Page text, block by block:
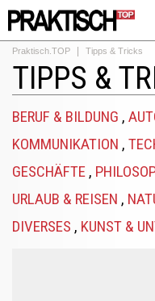
Praktisch.TOP Tipps & Tricks
TIPPS &
BERUF & BILDUNG ,
KOMMUNIKATION ,
GESCHÄFTE ,
URLAUB & REISEN ,
DIVERSES , KUNST &